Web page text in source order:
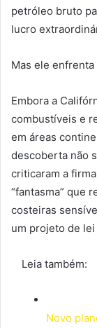
petróleo bruto
lucro
Mas ele
Embora a
combustíveis e
em áreas
descoberta não
criticaram a
“fantasma” que
costeiras
um projeto de
Leia também:
Novo